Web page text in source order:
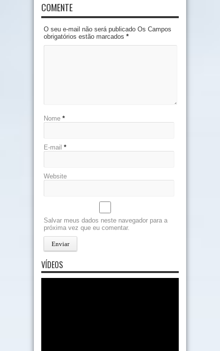
COMENTE
O seu e-mail não será publicado Os Campos
obrigatórios estão marcados *
Nome *
E-mail *
Website
Salvar meus dados neste navegador para a
próxima vez que eu comentar.
VÍDEOS